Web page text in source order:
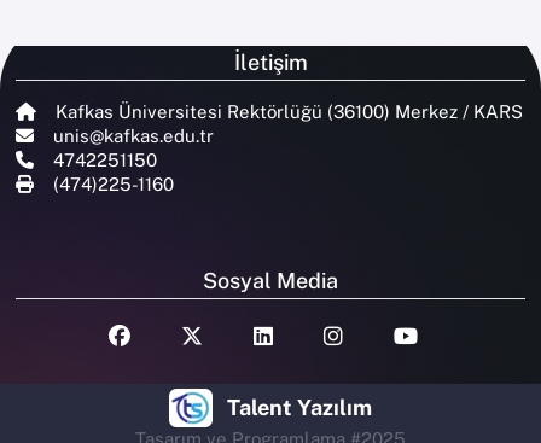
İletişim
Kafkas Üniversitesi Rektörlüğü (36100) Merkez / KARS
unis@kafkas.edu.tr
4742251150
(474)225-1160
Sosyal Media
Talent Yazılım
Tasarım ve Programlama #2025